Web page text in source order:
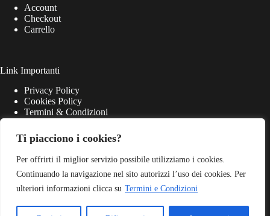
Ti piacciono i cookies?
Per offrirti il miglior servizio possibile utilizziamo i cookies.
Continuando la navigazione nel sito autorizzi l’uso dei cookies. Per
ulteriori informazioni clicca su Termini e Condizioni
Account
Checkout
Carrello
Link Importanti
Privacy Policy
Cookies Policy
Termini & Condizioni